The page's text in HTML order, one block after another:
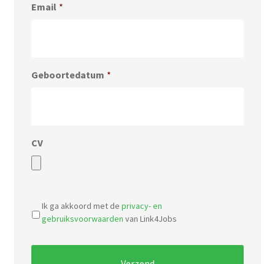
Email *
Geboortedatum *
CV
types:
pdf,
doc.
Ik ga akkoord met de privacy- en
gebruiksvoorwaarden van Link4Jobs